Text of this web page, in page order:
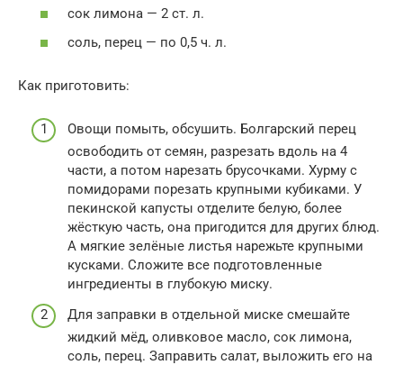
сок лимона — 2 ст. л.
соль, перец — по 0,5 ч. л.
Как приготовить:
Овощи помыть, обсушить. Болгарский перец
освободить от семян, разрезать вдоль на 4
части, а потом нарезать брусочками. Хурму с
помидорами порезать крупными кубиками. У
пекинской капусты отделите белую, более
жёсткую часть, она пригодится для других блюд.
А мягкие зелёные листья нарежьте крупными
кусками. Сложите все подготовленные
ингредиенты в глубокую миску.
Для заправки в отдельной миске смешайте
жидкий мёд, оливковое масло, сок лимона,
соль, перец. Заправить салат, выложить его на